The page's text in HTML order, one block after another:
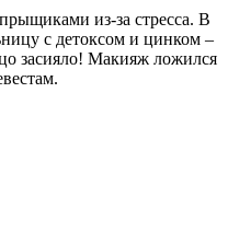
из-за стресса. В
с детоксом и цинком –
засияло! Макияж ложился